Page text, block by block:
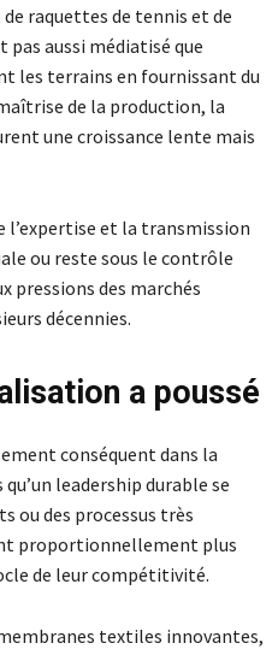
raquettes de tennis et de
aussi médiatisé que
les terrains en fournissant du
de la production, la
une croissance lente mais
l’expertise et la transmission
ou reste sous le contrôle
pressions des marchés
décennies.
a poussé
conséquent dans la
leadership durable se
ou des processus très
proportionnellement plus
de leur compétitivité.
textiles innovantes,